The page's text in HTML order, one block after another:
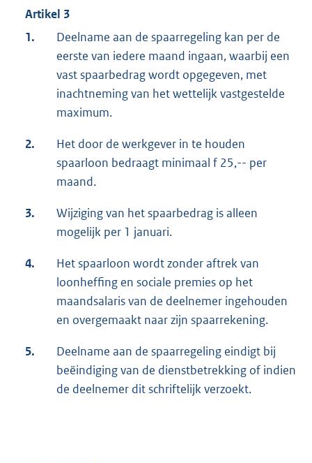
Artikel 3
1.
Deelname aan de spaarregeling kan per de
eerste van iedere maand ingaan, waarbij een
vast spaarbedrag wordt opgegeven, met
inachtneming van het wettelijk vastgestelde
maximum.
2.
Het door de werkgever in te houden
spaarloon bedraagt minimaal f 25,-- per
maand.
3.
Wijziging van het spaarbedrag is alleen
mogelijk per 1 januari.
4.
Het spaarloon wordt zonder aftrek van
loonheffing en sociale premies op het
maandsalaris van de deelnemer ingehouden
en overgemaakt naar zijn spaarrekening.
5.
Deelname aan de spaarregeling eindigt bij
beëindiging van de dienstbetrekking of indien
de deelnemer dit schriftelijk verzoekt.